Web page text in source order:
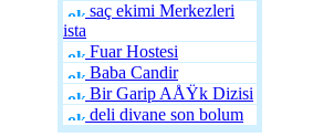
saç ekimi Merkezleri
ista
Fuar Hostesi
Baba Candir
Bir Garip AÅŸk Dizisi
deli divane son bolum